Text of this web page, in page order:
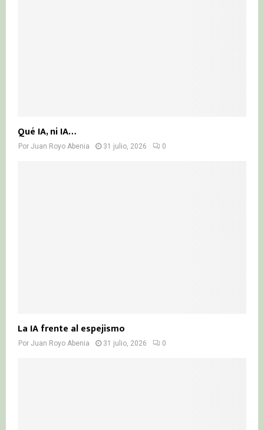
Qué IA, ni IA…
Por Juan Royo Abenia 31 julio, 2026 0
La IA frente al espejismo
Por Juan Royo Abenia 31 julio, 2026 0